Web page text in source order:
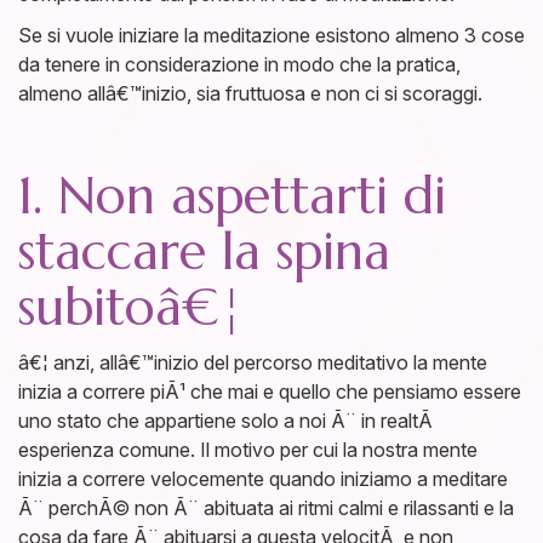
Se si vuole iniziare la meditazione esistono almeno 3 cose
da tenere in considerazione in modo che la pratica,
almeno allâ€™inizio, sia fruttuosa e non ci si scoraggi.
1. Non aspettarti di
staccare la spina
subitoâ€¦
â€¦ anzi, allâ€™inizio del percorso meditativo la mente
inizia a correre piÃ¹ che mai e quello che pensiamo essere
uno stato che appartiene solo a noi Ã¨ in realtÃ
esperienza comune. Il motivo per cui la nostra mente
inizia a correre velocemente quando iniziamo a meditare
Ã¨ perchÃ© non Ã¨ abituata ai ritmi calmi e rilassanti e la
cosa da fare Ã¨ abituarsi a questa velocitÃ e non